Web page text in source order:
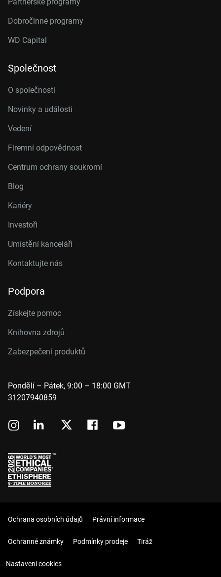
Dobročinné programy
WD Capital
Společnost
O společnosti
Novinky a události
Vedení
Firemní odpovědnost
Centrum ochrany soukromí
Blog
Kariéry
Investoři
Umístění kanceláří
Kontaktujte nás
Podpora
Získejte pomoc
Knihovna zdrojů
Zabezpečení produktů
Pondělí – Pátek, 9:00 – 18:00 GMT
31207940859
Ochrana osobních údajů Právní informace
Ochranné známky Podmínky prodeje Tiráž
Nastavení cookies